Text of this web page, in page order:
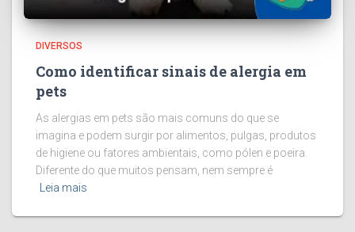
DIVERSOS
Como identificar sinais de alergia em
pets
As alergias em pets são mais comuns do que se
imagina e podem surgir por alimentos, pulgas, produtos
de higiene ou fatores ambientais, como pólen e poeira.
Diferente do que muitos pensam, nem sempre é
Leia mais